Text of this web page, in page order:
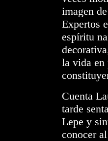
imagen
Expertos
espíritu
la vida en
Cuenta
tarde
Lepe y
conocer